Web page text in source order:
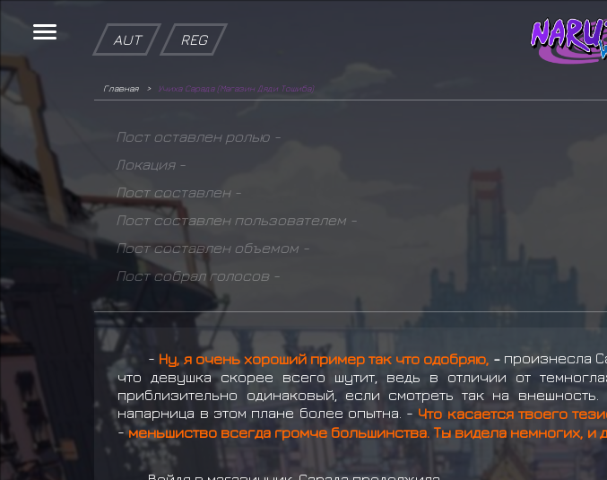
AUT REG
Главная Учиха Сарада (Магазин Дяди Тошиба)
Пост оставлен ролью -
Локация -
Пост составлен -
Пост составлен пользователем -
Пост составлен объемом -
Пост собрал голосов -
- Ну, я очень хороший пример так что одобряю, - произнесла
что девушка скорее всего шутит, ведь в отличии от
приблизительно одинаковый, если смотреть так на
напарница в этом плане более опытна. - Что касается твоего
-меньшиство всегда громче большинства. Ты видела немногих, и